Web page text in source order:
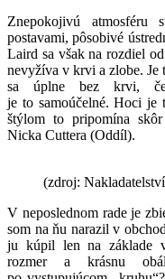
Znepokojivú atmosféru
postavami, pôsobivé
Laird sa však na rozdiel
nevyžíva v krvi a zlobe. Je
sa úplne bez krvi,
je to samoúčelné. Hoci je
štýlom to pripomína skôr
Nicka Cuttera (Oddíl).
(zdroj:
V neposlednom rade je
som na ňu narazil v
ju kúpil len na základe
rozmer a krásnu